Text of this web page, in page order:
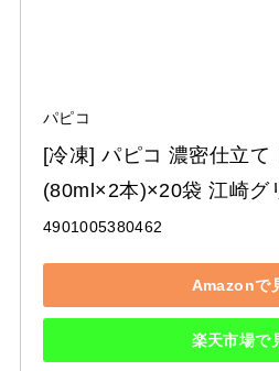
パピコ
[冷凍] パピコ 濃密仕立て
(80ml×2本)×20袋 江崎グ
4901005380462
Amazonで
楽天市場で